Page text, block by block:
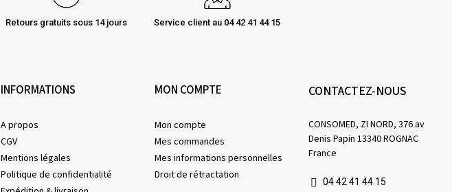
Retours gratuits sous 14 jours Service client au 04 42 41 44 15
INFORMATIONS
A propos
CGV
Mentions légales
Politique de confidentialité
MON COMPTE
Mon compte
Mes commandes
Mes informations personnelles
Droit de rétractation
CONTACTEZ-NOUS
CONSOMED, ZI NORD, 376 av
Denis Papin 13340 ROGNAC
France
04 42 41 44 15